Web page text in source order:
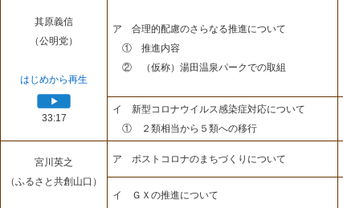
其原義信
（公明党）
はじめから再生
33:17
ア 合理的配慮のさらなる推進について
① 推進内容
② （仮称）湯田温泉パークでの取組
イ 新型コロナウイルス感染症対応について
① ２類相当から５類への移行
宮川英之
（ふるさと共創山口）
ア ポストコロナのまちづくりについて
イ ＧＸの推進について